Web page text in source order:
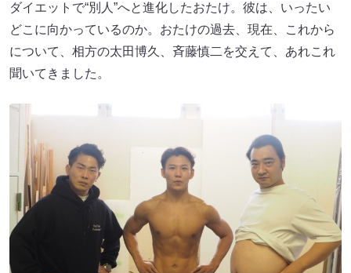
ダイエットで“別人”へと進化したおたけ。彼は、いったい
どこに向かっているのか。おたけの過去、現在、これから
について、相方の太田博久、斉藤慎二を交えて、あれこれ
聞いてきました。